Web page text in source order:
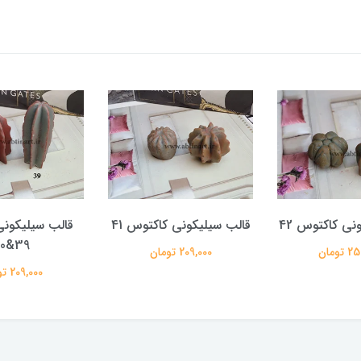
کاکتوس 42 قالب سیلیکونی کاکتوس 41
209,000 تومان
قالب
39&40
209,000 تومان